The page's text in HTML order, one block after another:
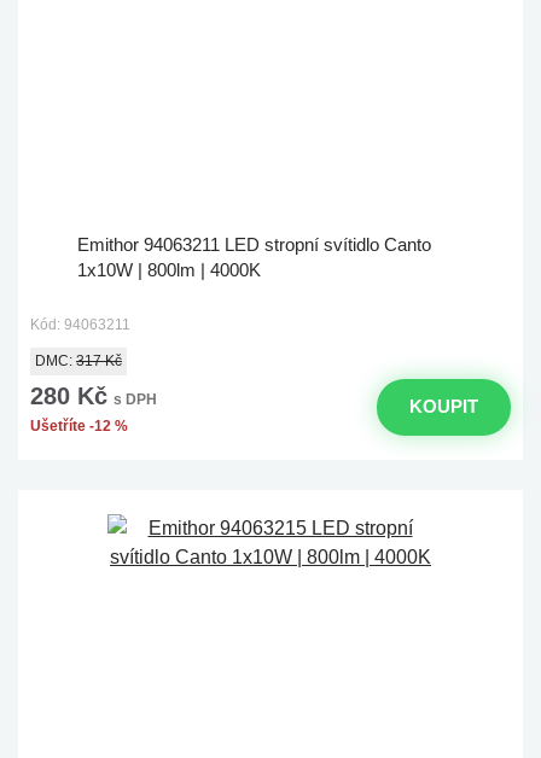
Emithor 94063211 LED stropní svítidlo Canto
1x10W | 800lm | 4000K
Kód: 94063211
DMC: 317 Kč
280 Kč s DPH
Ušetříte -12 %
KOUPIT